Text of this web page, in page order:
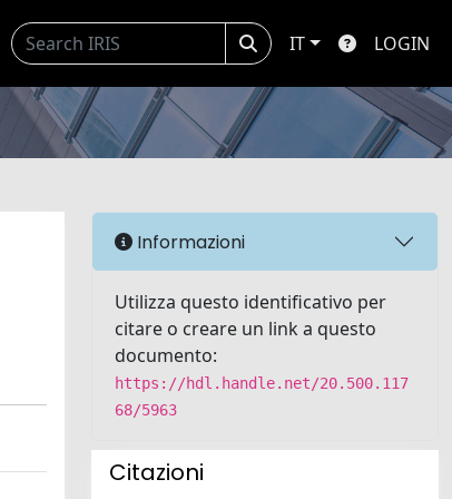
IT LOGIN
Informazioni
Utilizza questo identificativo per
citare o creare un link a questo
documento:
https://hdl.handle.net/20.500.117
68/5963
Citazioni